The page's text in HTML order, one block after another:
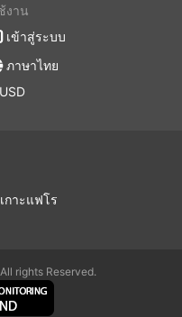
ของคุณให้เหมาะสม
งาน
เข้าสู่ระบบ
ภาษาไทย
กาะแฟโร
rights Reserved.